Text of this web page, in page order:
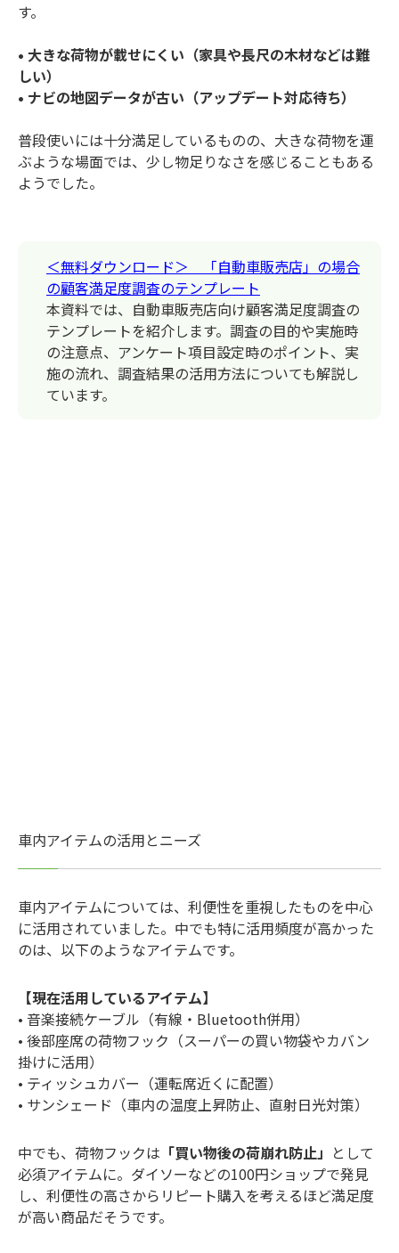
す。
• 大きな荷物が載せにくい（家具や長尺の木材などは難
しい）
• ナビの地図データが古い（アップデート対応待ち）
普段使いには十分満足しているものの、大きな荷物を運
ぶような場面では、少し物足りなさを感じることもある
ようでした。
＜無料ダウンロード＞ 「自動車販売店」の場合
の顧客満足度調査のテンプレート
本資料では、自動車販売店向け顧客満足度調査の
テンプレートを紹介します。調査の目的や実施時
の注意点、アンケート項目設定時のポイント、実
施の流れ、調査結果の活用方法についても解説し
ています。
車内アイテムの活用とニーズ
車内アイテムについては、利便性を重視したものを中心
に活用されていました。中でも特に活用頻度が高かった
のは、以下のようなアイテムです。
【現在活用しているアイテム】
• 音楽接続ケーブル（有線・Bluetooth併用）
• 後部座席の荷物フック（スーパーの買い物袋やカバン
掛けに活用）
• ティッシュカバー（運転席近くに配置）
• サンシェード（車内の温度上昇防止、直射日光対策）
中でも、荷物フックは 「買い物後の荷崩れ防止」 として
必須アイテムに。ダイソーなどの100円ショップで発見
し、利便性の高さからリピート購入を考えるほど満足度
が高い商品だそうです。